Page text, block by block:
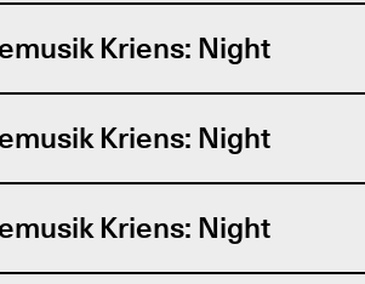
Kriens: Night
Kriens: Night
Kriens: Night